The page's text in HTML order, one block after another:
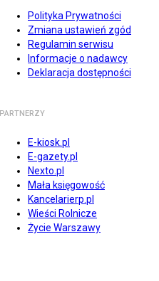
Polityka Prywatności
Zmiana ustawień zgód
Regulamin serwisu
Informacje o nadawcy
Deklaracja dostępności
PARTNERZY
E-kiosk.pl
E-gazety.pl
Nexto.pl
Mała księgowość
Kancelarierp.pl
Wieści Rolnicze
Życie Warszawy